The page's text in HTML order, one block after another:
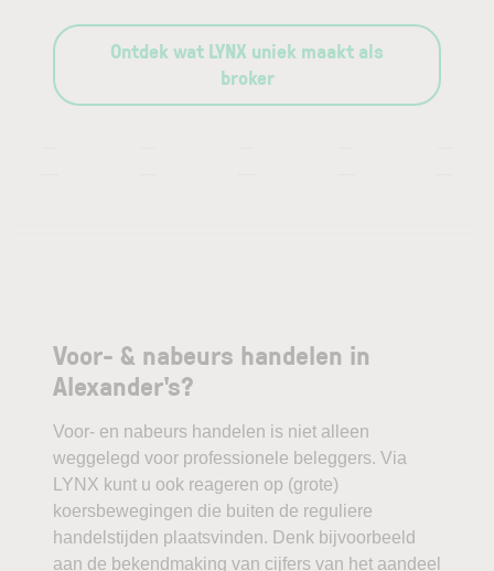
Ontdek wat LYNX uniek maakt als
broker
Voor- & nabeurs handelen in
Alexander's?
Voor- en nabeurs handelen is niet alleen
weggelegd voor professionele beleggers. Via
LYNX kunt u ook reageren op (grote)
koersbewegingen die buiten de reguliere
handelstijden plaatsvinden. Denk bijvoorbeeld
aan de bekendmaking van cijfers van het aandeel